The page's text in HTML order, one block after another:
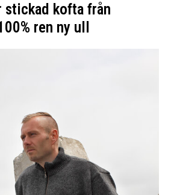
stickad kofta från
ren ny ull